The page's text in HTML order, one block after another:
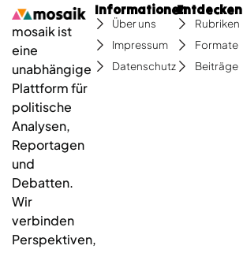
mosaik ist
eine
unabhängige
Plattform für
politische
Analysen,
Reportagen
und
Debatten.
Wir
verbinden
Perspektiven,
Informationen
Über uns
Impressum
Datenschutz
Entdecken
Rubriken
Formate
Beiträge